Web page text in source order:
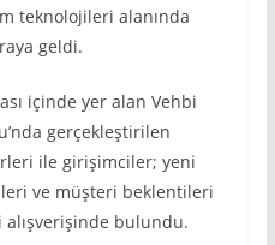
teknolojileri alanında
geldi.
içinde yer alan Vehbi
gerçekleştirilen
ile girişimciler; yeni
ve müşteri beklentileri
bulundu.